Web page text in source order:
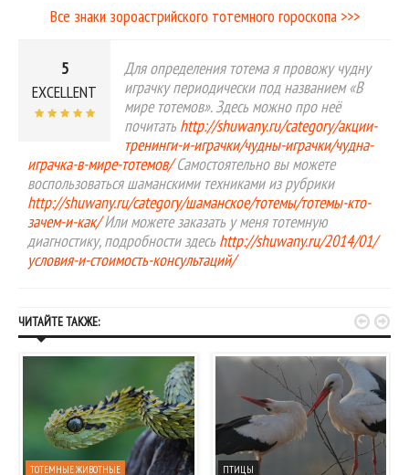
Все знаки зороастрийского тотемного гороскопа >>>
5
EXCELLENT
Для определения тотема я провожу чудну
играчку периодически под названием «В
мире тотемов». Здесь можно про неё
почитать http://shuwany.ru/category/акции-
тренинги-и-играчки/чудны-играчки/чудна-
играчка-в-мире-тотемов/Самостоятельно вы можете
воспользоваться шаманскими техниками из рубрики
http://shuwany.ru/category/шаманское/тотемы/тотемы-кто-
зачем-и-как/Или можете заказать у меня тотемную
диагностику, подробности здесь http://shuwany.ru/2014/01/
условия-и-стоимость-консультаций/
ЧИТАЙТЕ ТАКЖЕ:
ТОТЕМНЫЕ ЖИВОТНЫЕ ПТИЦЫ
 